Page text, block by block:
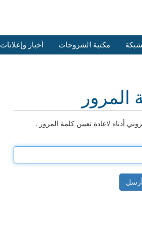
أخبار وإعلانات مكتبة الشروحات
المرور
أدناه لاعادة تعيين كلمة المرور .
أرسل